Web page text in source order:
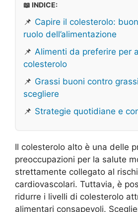
📖 INDICE:
📌 Capire il colesterolo:
ruolo dell’alimentazione
📌 Alimenti da preferire per
colesterolo
📌 Grassi buoni contro
scegliere
📌 Strategie quotidiane e
Il colesterolo alto è una delle
preoccupazioni per la salute
strettamente collegato al
cardiovascolari. Tuttavia, è
ridurre i livelli di colesterolo
alimentari consapevoli.